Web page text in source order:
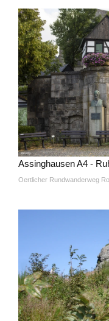
Assinghausen A4 -
Oertlicher Rundwanderweg